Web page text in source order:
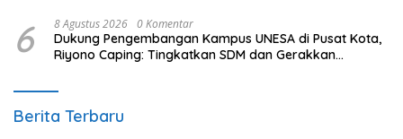
6 8 Agustus 2026 0 Komentar
Dukung Pengembangan Kampus UNESA di Pusat Kota,
Riyono Caping: Tingkatkan SDM dan Gerakkan
Berita Terbaru